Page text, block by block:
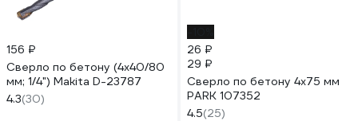
156 ₽
Сверло по бетону (4х40/80
мм; 1/4") Makita D-23787
4.3(30)
26 ₽
29 ₽
Сверло по бетону 4x75 мм
PARK 107352
4.5(25)